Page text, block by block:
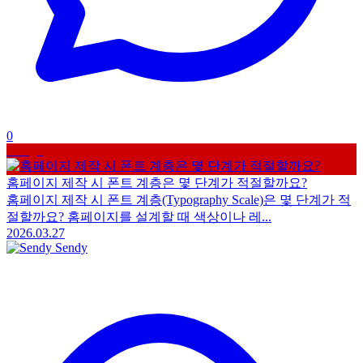
0
홈페이지 제작 시 폰트 계층은 몇 단계가 적절할까요?
홈페이지 제작 시 폰트 계층(Typography Scale)은 몇 단계가 적
절할까요? 홈페이지를 설계할 때 색상이나 레...
2026.03.27
Sendy